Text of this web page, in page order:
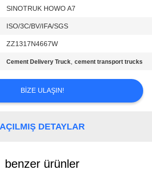
SINOTRUK HOWO A7
ISO/3C/BV/IFA/SGS
ZZ1317N4667W
Cement Delivery Truck,cement transport trucks
BIZE ULAŞIN!
AÇILMIŞ DETAYLAR
benzer ürünler